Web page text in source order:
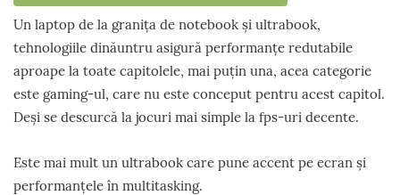
Un laptop de la granița de notebook și ultrabook,
tehnologiile dinăuntru asigură performanțe redutabile
aproape la toate capitolele, mai puțin una, acea categorie
este gaming-ul, care nu este conceput pentru acest capitol.
Deși se descurcă la jocuri mai simple la fps-uri decente.
Este mai mult un ultrabook care pune accent pe ecran și
performanțele în multitasking.